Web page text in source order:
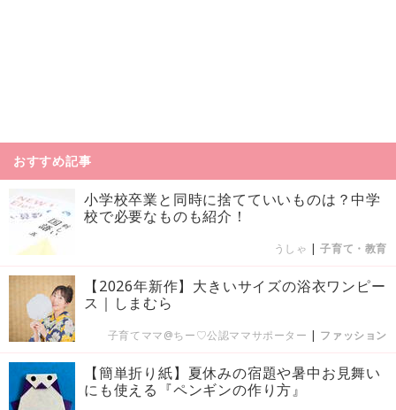
おすすめ記事
小学校卒業と同時に捨てていいものは？中学
校で必要なものも紹介！
うしゃ |子育て・教育
【2026年新作】大きいサイズの浴衣ワンピー
ス｜しまむら
子育てママ@ちー♡公認ママサポーター ファッション
【簡単折り紙】夏休みの宿題や暑中お見舞い
にも使える『ペンギンの作り方』